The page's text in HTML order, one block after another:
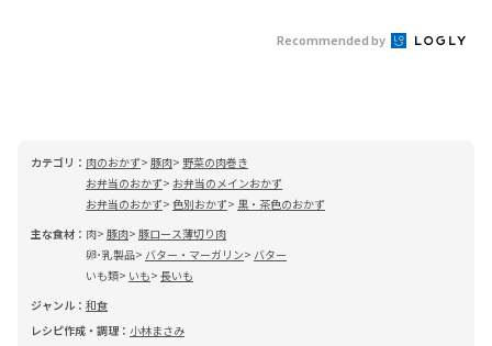
Recommended by
カテゴリ： 肉のおかず 豚肉
野菜の肉巻き
お弁当のおかず
お弁当のメインおかず
お弁当のおかず 色別おかず
黒・茶色のおかず
主な食材： 肉 豚肉 豚ロース薄切り肉
卵･乳製品
バター・マーガリン
バター
いも類
いも
長いも
ジャンル： 和食
レシピ作成・調理： 小林まさみ